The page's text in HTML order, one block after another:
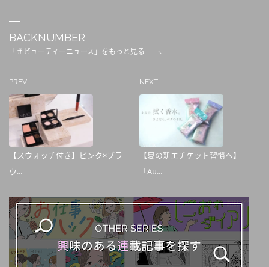
BACKNUMBER
「＃ビューティーニュース」をもっと見る
PREV
【スウォッチ付き】ピンク×ブラ
ウ...
NEXT
【夏の新エチケット習慣へ】
「Au...